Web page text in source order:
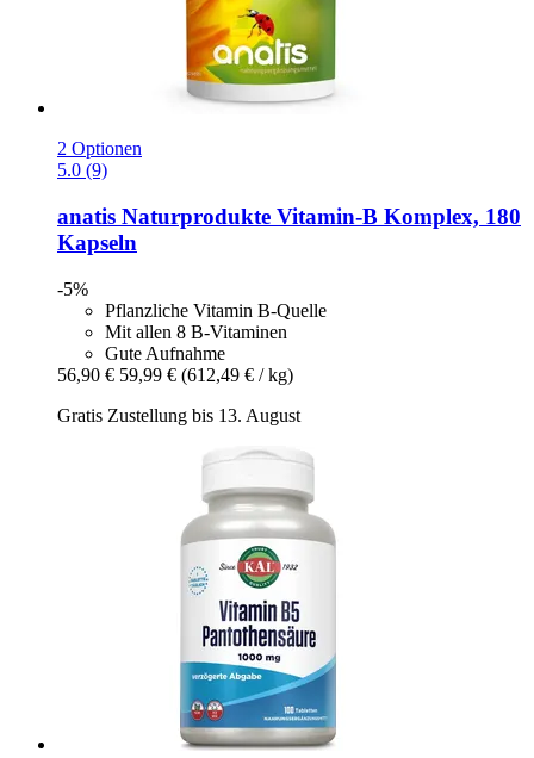
2 Optionen
5.0 (9)
anatis Naturprodukte Vitamin-​B Komplex, 180
Kapseln
-5%
Pflanzliche Vitamin B-Quelle
Mit allen 8 B-Vitaminen
Gute Aufnahme
56,90 € 59,99 € (612,49 € / kg)
Gratis Zustellung bis 13. August